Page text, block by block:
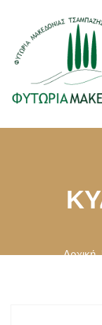
Αρχική